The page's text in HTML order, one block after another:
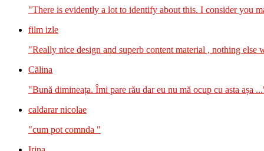
"There is evidently a lot to identify about this. I consider you
film izle
"Really nice design and superb content material , nothing else
Călina
"Bună dimineața. Îmi pare rău dar eu nu mă ocup cu asta așa
caldarar nicolae
"cum pot comnda "